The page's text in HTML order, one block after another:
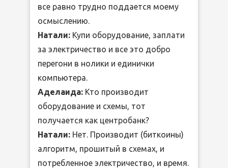
все равно трудно поддается моему
осмыслению.
Натали: Купи оборудование, заплати
за электричество и все это добро
перегони в нолики и единички
компьютера.
Аделаида: Кто производит
оборудование и схемы, тот
получается как центробанк?
Натали: Нет. Производит (биткоины)
алгоритм, прошитый в схемах, и
потребленное электричество, и время.